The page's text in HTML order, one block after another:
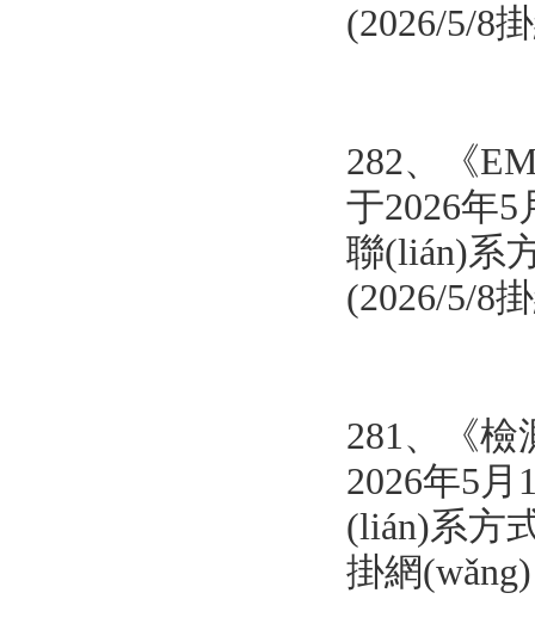
(2026/5/8
282、《
于2026年
聯(lián)系
(2026/5/8
281、《檢
2026年5
(lián)系方
掛網